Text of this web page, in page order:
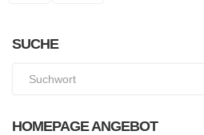
SUCHE
HOMEPAGE ANGEBOT